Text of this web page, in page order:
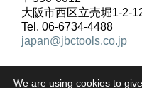
大阪市西区立売堀1-2-
Tel. 06-6734-4488
japan@jbctools.co.jp
We are using cookies to